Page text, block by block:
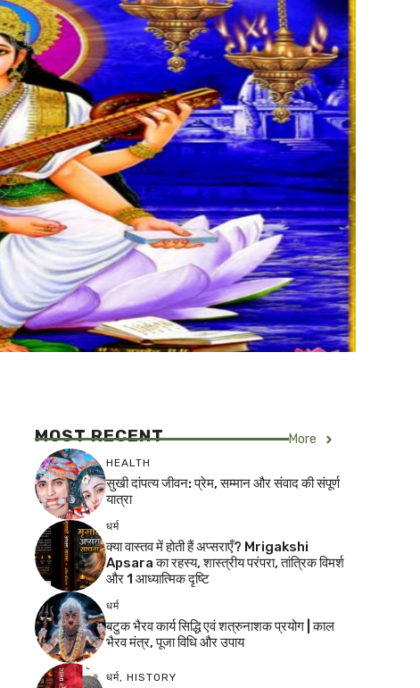
MOST RECENT More
HEALTH
सुखी दांपत्य जीवन: प्रेम, सम्मान और संवाद की संपूर्ण
यात्रा
धर्म
क्या वास्तव में होती हैं अप्सराएँ? Mrigakshi
Apsara का रहस्य, शास्त्रीय परंपरा, तांत्रिक विमर्श
और 1 आध्यात्मिक दृष्टि
धर्म
बटुक भैरव कार्य सिद्धि एवं शत्रुनाशक प्रयोग | काल
भैरव मंत्र, पूजा विधि और उपाय
धर्म, HISTORY